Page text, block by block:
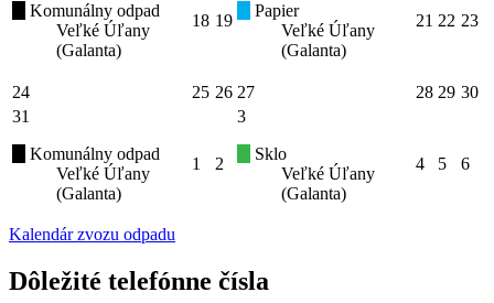
Komunálny odpad
Veľké Úľany
(Galanta)
18 19
Papier
Veľké Úľany
(Galanta)
21 22 23
24 25 26 27 28 29 30
31
Komunálny odpad
Veľké Úľany
(Galanta)
1 2
3
Sklo
Veľké Úľany
(Galanta)
4 5 6
Kalendár zvozu odpadu
Dôležité telefónne čísla